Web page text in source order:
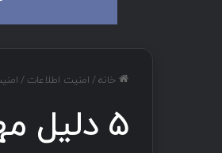
خانه/ امنیت اطلاعات /